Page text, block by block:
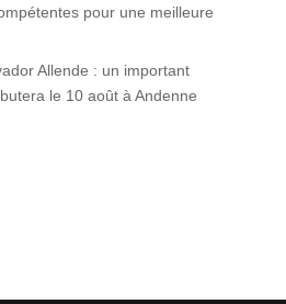
pour une meilleure
Allende : un important
le 10 août à Andenne